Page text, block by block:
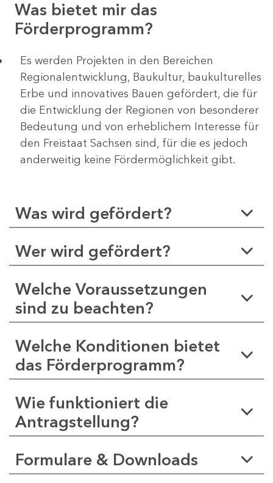
Was bietet mir das
Förderprogramm?
Es werden Projekten in den Bereichen
Regionalentwicklung, Baukultur, baukulturelles
Erbe und innovatives Bauen gefördert, die für
die Entwicklung der Regionen von besonderer
Bedeutung und von erheblichem Interesse für
den Freistaat Sachsen sind, für die es jedoch
anderweitig keine Fördermöglichkeit gibt.
Was wird gefördert?
Wer wird gefördert?
Welche Voraussetzungen
sind zu beachten?
Welche Konditionen bietet
das Förderprogramm?
Wie funktioniert die
Antragstellung?
Formulare & Downloads